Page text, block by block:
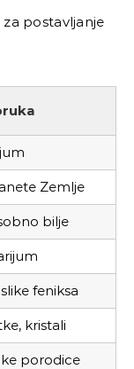
postavljanje
Zemlje
bilje
feniksa
kristali
porodice